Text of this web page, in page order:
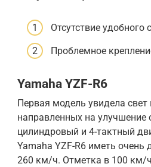
Отсутствие
Проблемное
Yamaha YZF-R6
Первая модель увидела свет
направленных на улучшение
цилиндровый и 4-тактный
Yamaha YZF-R6 иметь
260 км/ч. Отметка в 100 км/ч